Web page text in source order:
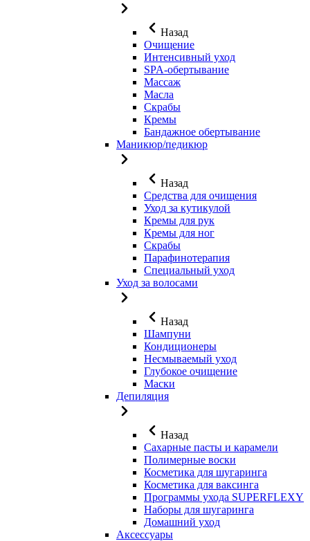
Назад
Очищение
Интенсивный уход
SPA-обертывание
Массаж
Масла
Скрабы
Кремы
Бандажное обертывание
Маникюр/педикюр
Назад
Средства для очищения
Уход за кутикулой
Кремы для рук
Кремы для ног
Скрабы
Парафинотерапия
Специальный уход
Уход за волосами
Назад
Шампуни
Кондиционеры
Несмываемый уход
Глубокое очищение
Маски
Депиляция
Назад
Сахарные пасты и карамели
Полимерные воски
Косметика для шугаринга
Косметика для ваксинга
Программы ухода SUPERFLEXY
Наборы для шугаринга
Домашний уход
Аксессуары